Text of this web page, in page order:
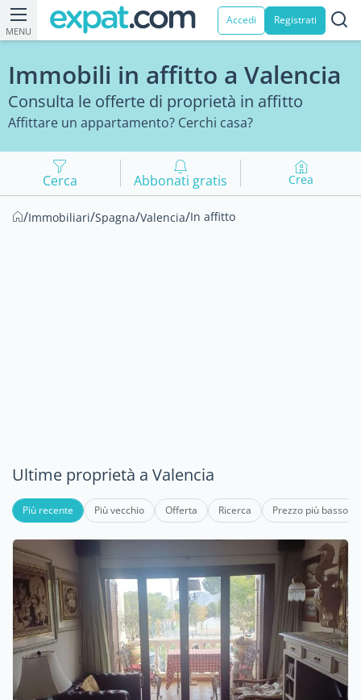
MENU
Accedi Registrati
Immobili in affitto a Valencia
Consulta le offerte di proprietà in affitto
Affittare un appartamento? Cerchi casa?
Cerca Abbonati gratis Crea
/Immobiliari/Spagna/Valencia/In affitto
Ultime proprietà a Valencia
Più recente Più vecchio Offerta Ricerca Prezzo più basso